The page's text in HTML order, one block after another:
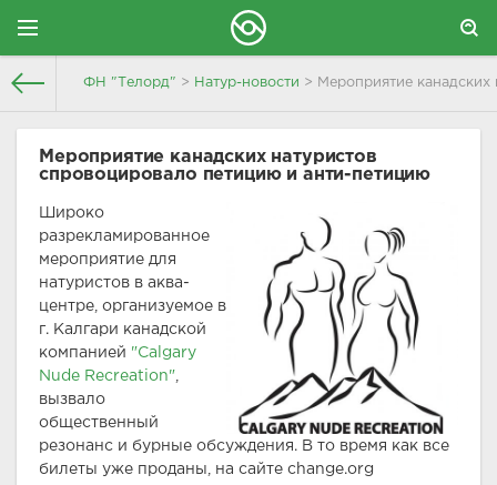
ФН "Телорд" > Натур-новости > Мероприятие
Мероприятие канадских натуристов
спровоцировало петицию и анти-петицию
Широко
разрекламированное
мероприятие для
натуристов в аква-
центре, организуемое в
г. Калгари канадской
компанией "Calgary
Nude Recreation",
вызвало
общественный
резонанс и бурные обсуждения. В то время как все
билеты уже проданы, на сайте change.org